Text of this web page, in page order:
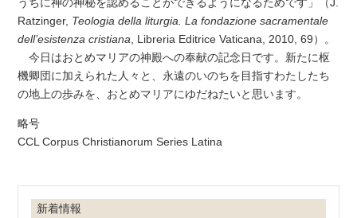
うちに神の神秘を認めることができるようになるためです」（J.
Ratzinger, Teologia della liturgia. La fondazione sacramentale
dell’esistenza cristiana, Libreria Editrice Vaticana, 2010, 69）。
今日はおとめマリアの神殿への奉献の記念日です。新たに枢
機卿団に加えられた人々と、永遠のいのちを目指すわたしたち
の地上の歩みを、おとめマリアにゆだねたいと思います。
略号
CCL Corpus Christianorum Series Latina
新着情報